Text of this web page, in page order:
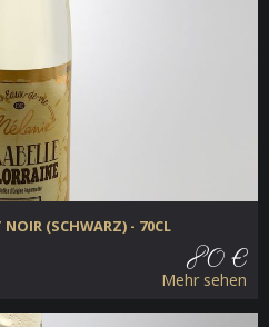
(SCHWARZ) - 70CL
80 €
Mehr sehen